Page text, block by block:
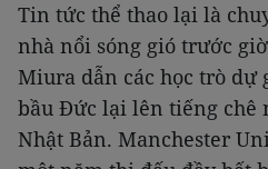
Tin tức thể thao lại là
nhà nổi sóng gió trước
Miura dẫn các học trò dự
bầu Đức lại lên tiếng chê
Nhật Bản. Manchester